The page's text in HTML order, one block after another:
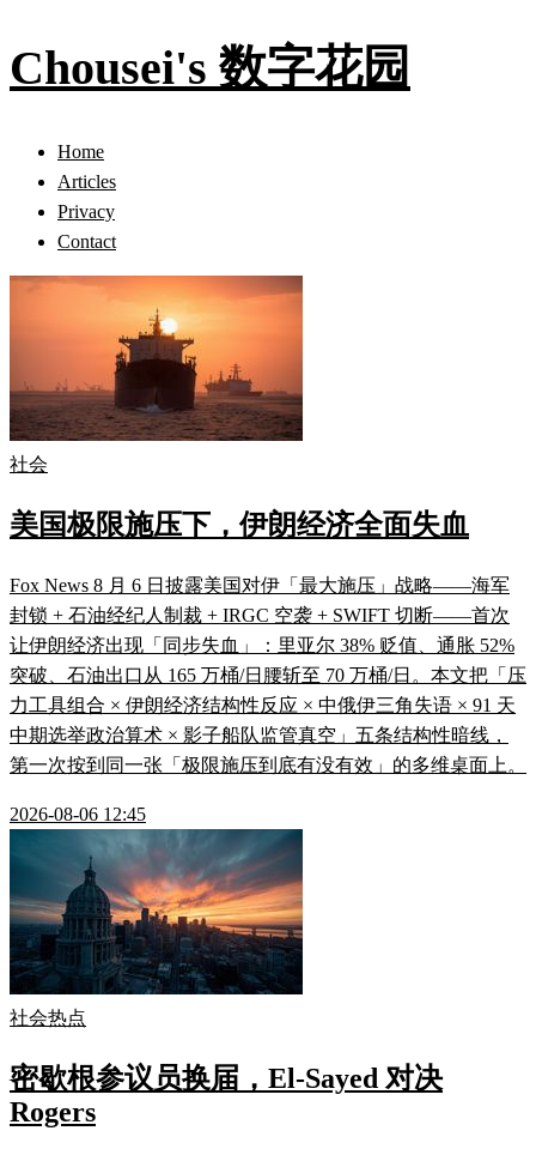
Chousei's 数字花园
Home
Articles
Privacy
Contact
社会
美国极限施压下，伊朗经济全面失血
Fox News 8 月 6 日披露美国对伊「最大施压」战略——海军
封锁 + 石油经纪人制裁 + IRGC 空袭 + SWIFT 切断——首次
让伊朗经济出现「同步失血」：里亚尔 38% 贬值、通胀 52%
突破、石油出口从 165 万桶/日腰斩至 70 万桶/日。本文把「压
力工具组合 × 伊朗经济结构性反应 × 中俄伊三角失语 × 91 天
中期选举政治算术 × 影子船队监管真空」五条结构性暗线，
第一次按到同一张「极限施压到底有没有效」的多维桌面上。
2026-08-06 12:45
社会热点
密歇根参议员换届，El-Sayed 对决
Rogers